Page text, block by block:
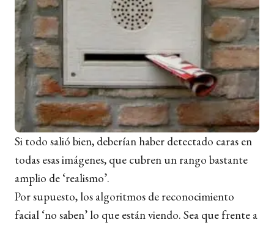
Si todo salió bien, deberían haber detectado caras en
todas esas imágenes, que cubren un rango bastante
amplio de ‘realismo’.
Por supuesto, los algoritmos de reconocimiento
facial ‘no saben’ lo que están viendo. Sea que frente a